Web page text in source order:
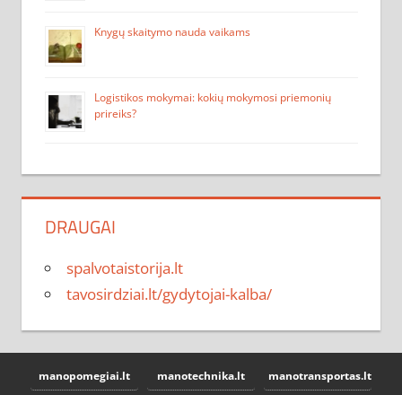
Knygų skaitymo nauda vaikams
Logistikos mokymai: kokių mokymosi priemonių
prireiks?
DRAUGAI
spalvotaistorija.lt
tavosirdziai.lt/gydytojai-kalba/
manopomegiai.lt manotechnika.lt manotransportas.lt